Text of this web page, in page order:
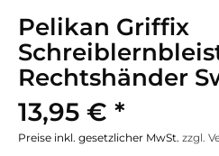
Pelikan Griffix
Rechtshänder
13,95 € *
Preise inkl. gesetzlicher MwSt. zzgl.